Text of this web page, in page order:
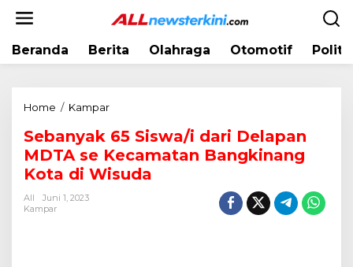
Beranda Berita Olahraga Otomotif
Home / Kampar
b
a
n
Sebanyak 65 Siswa/i dari Delapan
MDTA se Kecamatan Bangkinang
Kota di Wisuda
All
Juni 1, 2023
Kampar